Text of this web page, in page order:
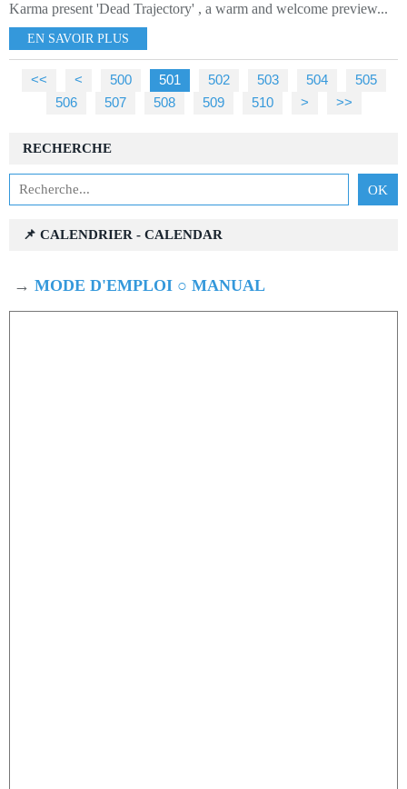
Karma present 'Dead Trajectory' , a warm and welcome preview...
EN SAVOIR PLUS
<< < 500 501 502 503 504
505
506
507 508 509 510 520
530
540
550
560
570
580
590
600
700
800
900
1000
> >>
RECHERCHE
📌 CALENDRIER - CALENDAR
→ MODE D'EMPLOI ○ MANUAL